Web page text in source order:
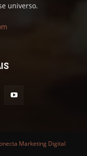
universo.
Marketing Digital